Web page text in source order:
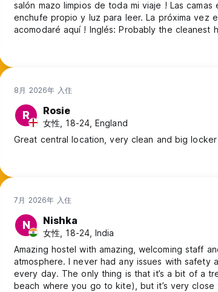
24 小时通知。
权。
酒店保留入场权。
的门关闭。
母或监护人的陪同下入住。
的共存。
灯光。
。否则将产生50欧元的额外费用。
from original language)
salón mazo limpios de toda mi viaje ! Las camas
enchufe propio y luz para leer. La próxima vez
acomodaré aquí ! Inglés: Probably the cleanest hostel I’ve ever stayed in,
in all aspects (bed, bath, shower, kitchen,
separated from one another and have their
8月 2026年 入住
R Rosie
女性, 18-24, England
Great central location, very clean and big
7月 2026年 入住
N Nishka
女性, 18-24, India
Amazing hostel with amazing, welcoming staff
atmosphere. I never had any issues with safety
every day. The only thing is that it’s a bit of a
beach where you go to kite), but it’s very